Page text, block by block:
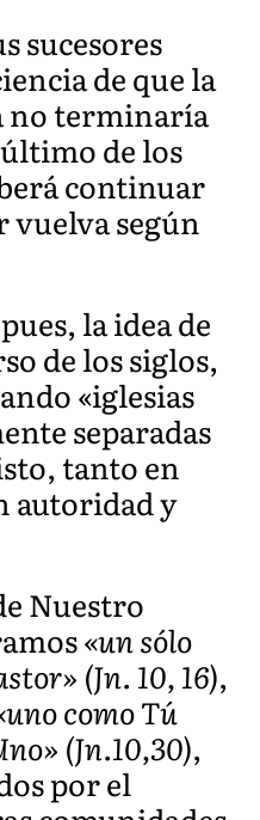
sucesores
de que la
no terminaría
de los
continuar
vuelva según
la idea de
de los siglos,
«iglesias
separadas
tanto en
autoridad y
Nuestro
«un sólo
(Jn. 10, 16),
como Tú
(Jn.10,30),
por el